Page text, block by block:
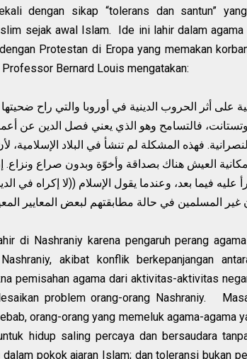
dengan sikap “tolerans dan santun”
sejak awal Islam. Ide ini lahir dalam agama
Protestan di Eropa yang memakan
Bernard Louis mengatakan:
على أثر الحروب الدينية في أوروبا والتي راح
فالتسامح وهو الذي يعني فصل الدين عن
فهذه المشكلة لم تنشأ في البلاد الإسلامية،
إمكانية العيش هناك بصداقة وأخوّة وبدون صراع
فيما بعد، وعندما يقول الإسلام ((لا إكراه في
غير المسلمين في حالة مطابقتهم لبعض المعايير
di Nashraniy karena pengaruh perang
akibat konflik berkepanjangan
pemisahan agama dari aktivitas-aktivitas
problem orang-orang Nashraniy.
orang-orang yang memeluk agama-agama
hidup saling percaya dan bersaudara
pokok ajaran Islam; dan toleransi bukan